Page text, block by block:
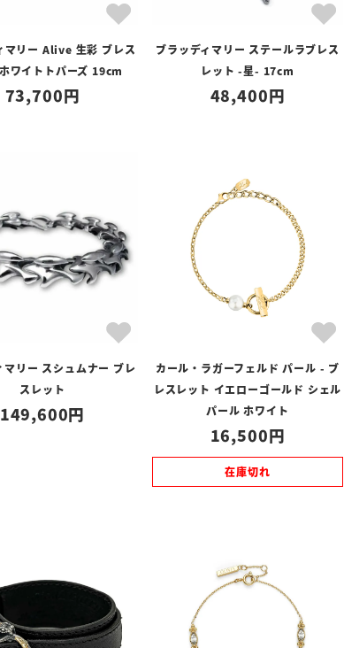
マリー Alive 生彩 ブレス
ワイトトパーズ 19cm
73,700
ブラッディマリー ステールラブレス
レット -星- 17cm
48,400
マリー スシュムナー ブレ
スレット
149,600
カール・ラガーフェルド パール - ブ
レスレット イエローゴールド シェル
パール ホワイト
16,500
在庫切れ